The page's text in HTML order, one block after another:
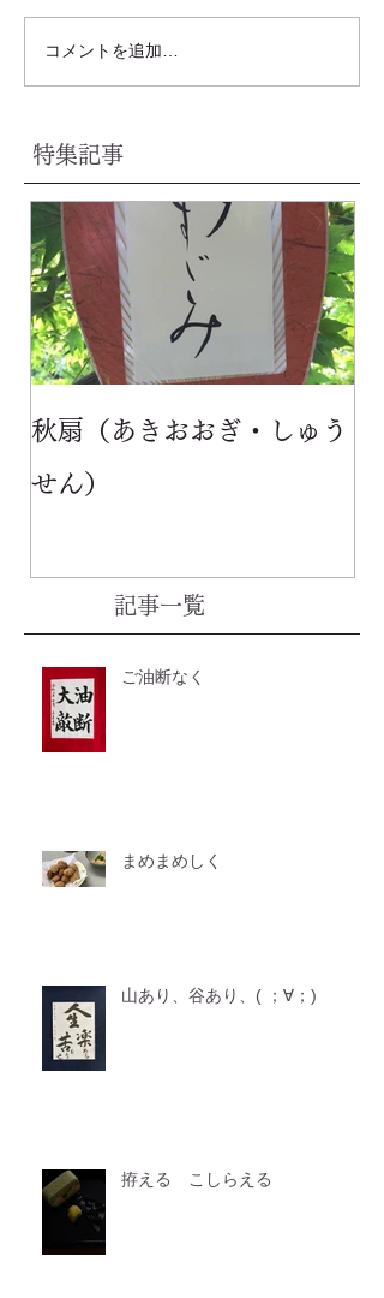
コメントを追加…
特集記事
秋扇（あきおおぎ・しゅう
せん）
記事一覧
ご油断なく
まめまめしく
山あり、谷あり、( ；∀；)
拵える こしらえる